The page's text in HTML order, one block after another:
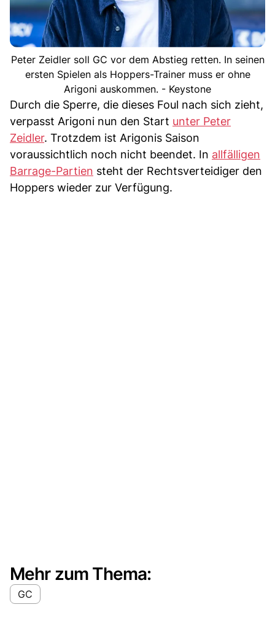
Peter Zeidler soll GC vor dem Abstieg retten. In seinen
ersten Spielen als Hoppers-Trainer muss er ohne
Arigoni auskommen. - Keystone
Durch die Sperre, die dieses Foul nach sich zieht,
verpasst Arigoni nun den Start unter Peter
Zeidler. Trotzdem ist Arigonis Saison
voraussichtlich noch nicht beendet. In allfälligen
Barrage-Partien steht der Rechtsverteidiger den
Hoppers wieder zur Verfügung.
Mehr zum Thema:
GC